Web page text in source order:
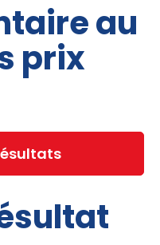
au
prix